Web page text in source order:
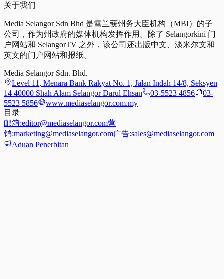
关于我们
Media Selangor Sdn Bhd 是雪兰莪州务大臣机构（MBI）的子
公司，作为州政府的媒体机构发挥作用。除了 Selangorkini 门
户网站和 SelangorTV 之外，该公司还出版中文、淡米尔文和
英文的门户网站和报纸。
Media Selangor Sdn. Bhd.
Level 11, Menara Bank Rakyat No. 1, Jalan Indah 14/8, Seksyen
14 40000 Shah Alam Selangor Darul Ehsan
03-5523 4856
03-
5523 5856
www.mediaselangor.com.my
目录
邮箱:editor@mediaselangor.com营
销:marketing@mediaselangor.com广告:sales@mediaselangor.com
Aduan Penerbitan